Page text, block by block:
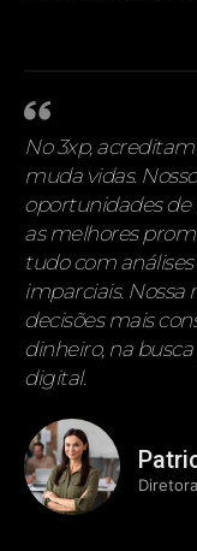
No 3xp,
muda vidas.
oportunidades de
as melhores
tudo com
imparciais. Nossa
decisões mais
dinheiro, na
digital.